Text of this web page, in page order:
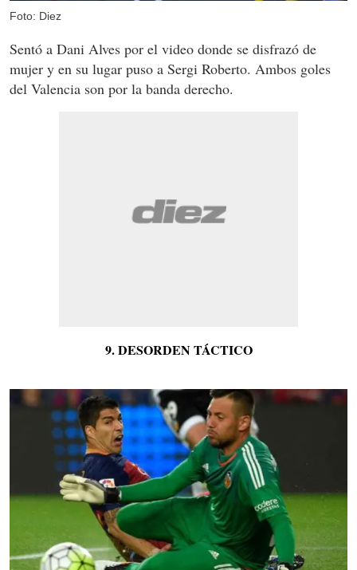
Foto: Diez
Sentó a Dani Alves por el video donde se disfrazó de
mujer y en su lugar puso a Sergi Roberto. Ambos goles
del Valencia son por la banda derecho.
9. DESORDEN TÁCTICO